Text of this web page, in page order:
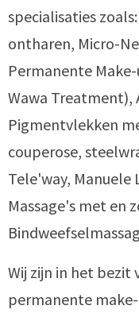
specialisaties
ontharen, Micro-
Permanente
Wawa Treatment),
Pigmentvlekken
couperose,
Tele'way,
Massage's met en
Wij zijn in het bezit
permanente